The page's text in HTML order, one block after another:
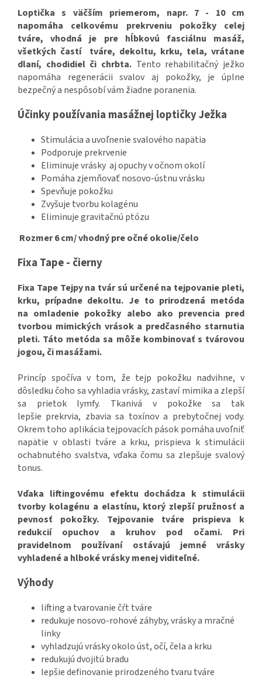
Loptička s väčším priemerom, napr. 7 - 10 cm
napomáha celkovému prekrveniu pokožky celej
tváre, vhodná je prehĺbkovú fasciálnu masáž,
všetkých častí tváre, dekoltu, krku, tela, vrátane
dlaní, chodidiel či chrbta. Tento rehabilitačný ježko
napomáha regenerácii svalov aj pokožky, je úplne
bezpečný a nespôsobí vám žiadne poranenia.
Účinky používania masážnej loptičky Ježka
Stimulácia a uvoľnenie svalového napätia
Podporuje prekrvenie
Eliminuje vrásky aj opuchy v očnom okolí
Pomáha zjemňovať nosovo-ústnu vrásku
Spevňuje pokožku
Zvyšuje tvorbu kolagénu
Eliminuje gravitačnú ptózu
Rozmer 6 cm/ vhodný pre očné okolie/čelo
Fixa Tape - čierny
Fixa Tape Tejpy na tvár sú určené na tejpovanie pleti,
krku, prípadne dekoltu. Je to prirodzená metóda
na omladenie pokožky alebo ako prevencia pred
tvorbou mimických vrások a predčasného starnutia
pleti. Táto metóda sa môže kombinovať s tvárovou
jogou, či masážami.
Princíp spočíva v tom, že tejp pokožku nadvihne, v
dôsledku čoho sa vyhladia vrásky, zastaví mimika a zlepší
sa prietok lymfy. Tkanivá v pokožke sa tak
lepšie prekrvia, zbavia sa toxínov a prebytočnej vody.
Okrem toho aplikácia tejpovacích pások pomáha uvoľniť
napätie v oblasti tváre a krku, prispieva k stimulácii
ochabnutého svalstva, vďaka čomu sa zlepšuje svalový
tonus.
Vďaka liftingovému efektu dochádza k stimulácii
tvorby kolagénu a elastínu, ktorý zlepší pružnosť a
pevnosť pokožky. Tejpovanie tváre prispieva k
redukcií opuchov a kruhov pod očami. Pri
pravidelnom používaní ostávajú jemné vrásky
vyhladené a hlboké vrásky menej viditeľné.
Výhody
lifting a tvarovanie čŕt tváre
redukuje nosovo-rohové záhyby, vrásky a mračné
linky
vyhladzujú vrásky okolo úst, očí, čela a krku
redukujú dvojitú bradu
lepšie definovanie prirodzeného tvaru tváre